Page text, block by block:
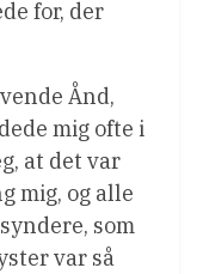
for, der
Ånd,
mig ofte i
at det var
mig, og alle
som
var så